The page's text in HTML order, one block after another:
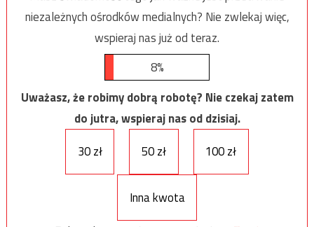
niezależnych ośrodków medialnych? Nie zwlekaj więc,
wspieraj nas już od teraz.
8%
Uważasz, że robimy dobrą robotę? Nie czekaj zatem
do jutra, wspieraj nas od dzisiaj.
30 zł
50 zł 100 zł
Inna kwota